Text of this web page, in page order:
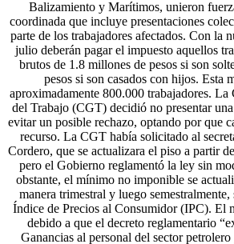
Balizamiento y Marítimos, unieron
coordinada que incluye presentaciones
parte de los trabajadores afectados. Con la
julio deberán pagar el impuesto aquellos
brutos de 1.8 millones de pesos si son
pesos si son casados con hijos. Esta
aproximadamente 800.000 trabajadores. La
del Trabajo (CGT) decidió no presentar
evitar un posible rechazo, optando por que
recurso. La CGT había solicitado al
Cordero, que se actualizara el piso a partir
pero el Gobierno reglamentó la ley sin
obstante, el mínimo no imponible se
manera trimestral y luego
Índice de Precios al Consumidor (IPC). El
debido a que el decreto reglamentario
Ganancias al personal del sector